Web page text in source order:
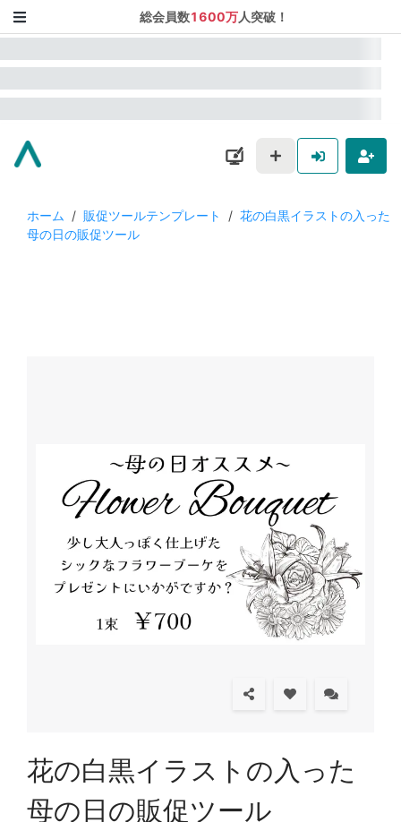
総会員数1600万人突破！
ホーム / 販促ツールテンプレート / 花の白黒イラストの入った
母の日の販促ツール
花の白黒イラストの入った
母の日の販促ツール